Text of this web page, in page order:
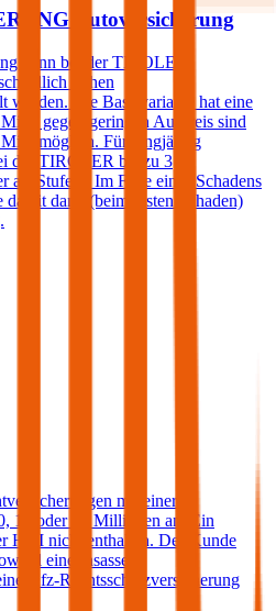
Autoversicherung
kann bei der TIROLER
hohen
werden. Die Basisvariante hat eine
gegen geringen Aufpreis sind
möglich. Für langjährig
der TIROLER bis zu 3
als Stufe 0. Im Falle eines Schadens
dann (beim ersten Schaden)
mit einer
15 oder 20 Millionen an. Ein
HDI nicht enthalten. Der Kunde
eine Insassen-
Kfz-Rechtsschutzversicherung